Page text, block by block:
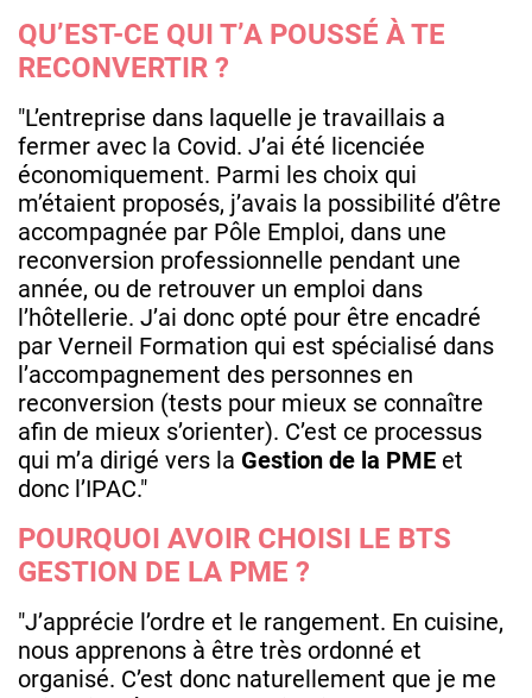
QU’EST-CE QUI T’A POUSSÉ À TE
RECONVERTIR ?
"L’entreprise dans laquelle je travaillais a
fermer avec la Covid. J’ai été licenciée
économiquement. Parmi les choix qui
m’étaient proposés, j’avais la possibilité d’être
accompagnée par Pôle Emploi, dans une
reconversion professionnelle pendant une
année, ou de retrouver un emploi dans
l’hôtellerie. J’ai donc opté pour être encadré
par Verneil Formation qui est spécialisé dans
l’accompagnement des personnes en
reconversion (tests pour mieux se connaître
afin de mieux s’orienter). C’est ce processus
qui m’a dirigé vers la Gestion de la PME et
donc l’IPAC."
POURQUOI AVOIR CHOISI LE BTS
GESTION DE LA PME ?
"J’apprécie l’ordre et le rangement. En cuisine,
nous apprenons à être très ordonné et
organisé. C’est donc naturellement que je me